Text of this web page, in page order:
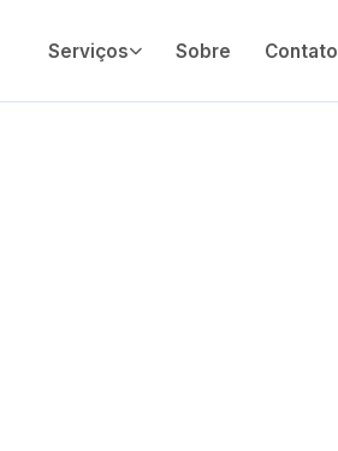
Serviços Sobre Contato